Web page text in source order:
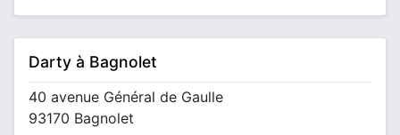
Darty à Bagnolet
40 avenue Général de Gaulle
93170 Bagnolet